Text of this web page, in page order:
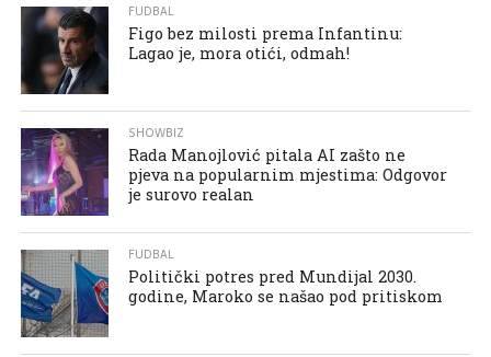
FUDBAL
Figo bez milosti prema Infantinu:
Lagao je, mora otići, odmah!
SHOWBIZ
Rada Manojlović pitala AI zašto ne
pjeva na popularnim mjestima: Odgovor
je surovo realan
FUDBAL
Politički potres pred Mundijal 2030.
godine, Maroko se našao pod pritiskom